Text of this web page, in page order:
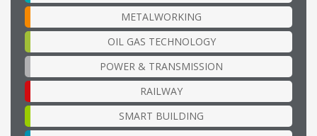
METALWORKING
OIL GAS TECHNOLOGY
POWER & TRANSMISSION
RAILWAY
SMART BUILDING